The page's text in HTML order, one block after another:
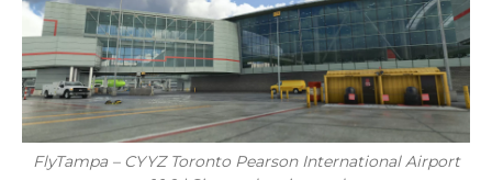
FlyTampa – CYYZ Toronto Pearson International Airport